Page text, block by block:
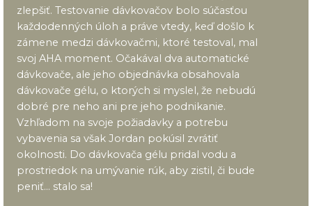
zlepšiť. Testovanie dávkovačov bolo súčasťou
každodenných úloh a práve vtedy, keď došlo k
zámene medzi dávkovačmi, ktoré testoval, mal
svoj AHA moment. Očakával dva automatické
dávkovače, ale jeho objednávka obsahovala
dávkovače gélu, o ktorých si myslel, že nebudú
dobré pre neho ani pre jeho podnikanie.
Vzhľadom na svoje požiadavky a potrebu
vybavenia sa však Jordan pokúsil zvrátiť
okolnosti. Do dávkovača gélu pridal vodu a
prostriedok na umývanie rúk, aby zistil, či bude
peniť… stalo sa!